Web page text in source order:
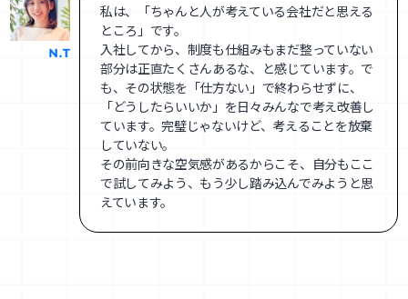
私は、「ちゃんと人が考えている会社だと思える
ところ」です。
入社してから、制度も仕組みもまだ整っていない
部分は正直たくさんあるな、と感じています。で
も、その状態を「仕方ない」で終わらせずに、
「どうしたらいいか」を日々みんなで考え改善し
ています。完璧じゃないけど、考えることを放棄
していない。
その前向きな空気感があるからこそ、自分もここ
で試してみよう、もう少し踏み込んでみようと思
えています。